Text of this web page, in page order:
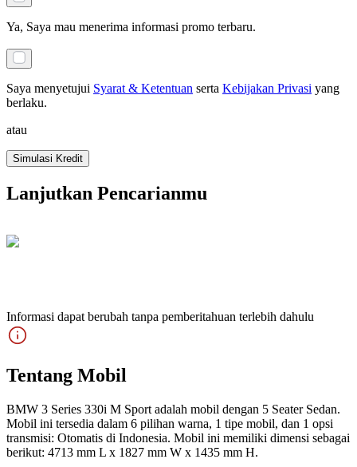
Ya, Saya mau menerima informasi promo terbaru.
Saya menyetujui Syarat & Ketentuan serta Kebijakan Privasi yang
berlaku.
atau
Simulasi Kredit
Lanjutkan Pencarianmu
Informasi dapat berubah tanpa pemberitahuan terlebih dahulu
Tentang Mobil
BMW 3 Series 330i M Sport adalah mobil dengan 5 Seater Sedan.
Mobil ini tersedia dalam 6 pilihan warna, 1 tipe mobil, dan 1 opsi
transmisi: Otomatis di Indonesia. Mobil ini memiliki dimensi sebagai
berikut: 4713 mm L x 1827 mm W x 1435 mm H.